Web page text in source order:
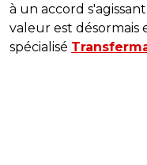
à un accord
valeur est désormais
spécialisé